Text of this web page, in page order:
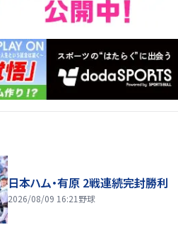
日本ハム・有原 2戦連続完封勝利
2026/08/09 16:21 野球